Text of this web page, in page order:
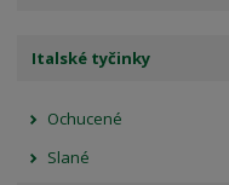
Italské tyčinky
Ochucené
Slané